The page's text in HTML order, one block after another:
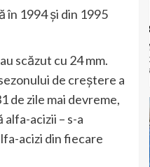
în 1994 și din 1995
scăzut cu 24 mm.
de creștere a
de zile mai devreme,
acizii – s-a
acizi din fiecare